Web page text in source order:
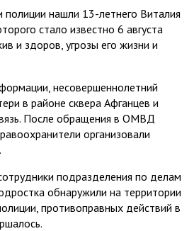
полиции нашли 13-летнего Виталия
стало известно 6 августа
и здоров, угрозы его жизни и
несовершеннолетний
в районе сквера Афганцев и
После обращения в ОМВД
организовали
подразделения по делам
обнаружили на территории
противоправных действий в